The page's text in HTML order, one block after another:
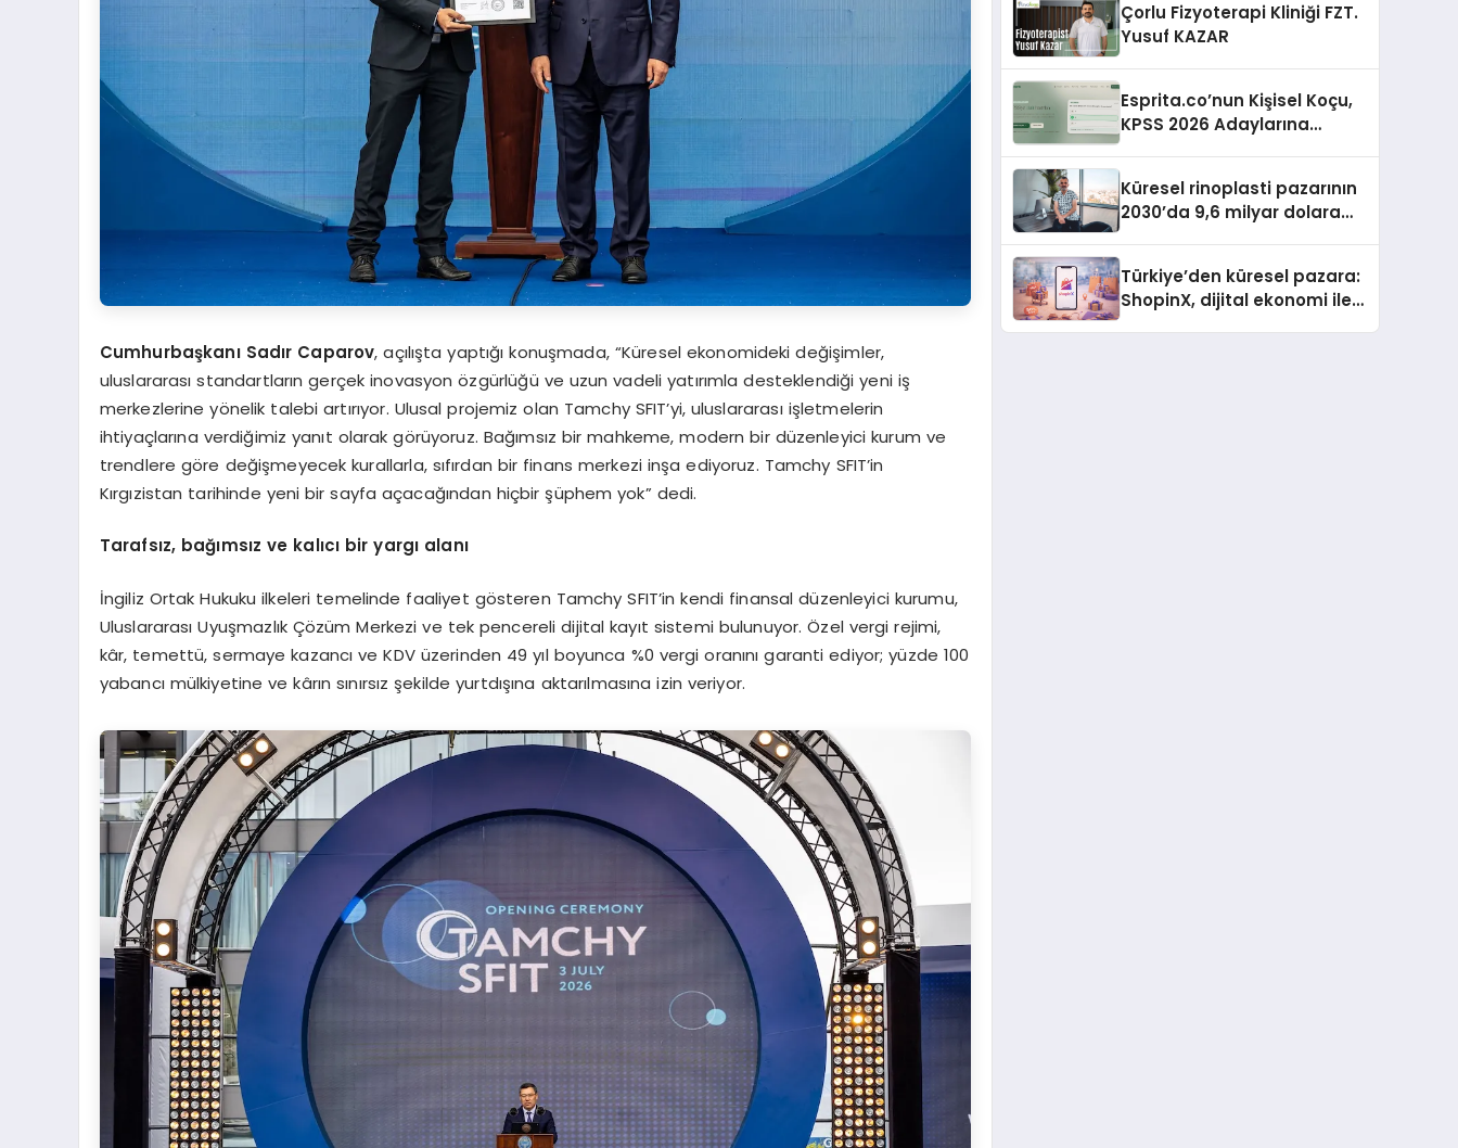
Cumhurbaşkanı Sadır Caparov, açılışta yaptığı konuşmada, “Küresel ekonomideki değişimler,
uluslararası standartların gerçek inovasyon özgürlüğü ve uzun vadeli yatırımla desteklendiği yeni iş
merkezlerine yönelik talebi artırıyor. Ulusal projemiz olan Tamchy SFIT’yi, uluslararası işletmelerin
ihtiyaçlarına verdiğimiz yanıt olarak görüyoruz. Bağımsız bir mahkeme, modern bir düzenleyici kurum ve
trendlere göre değişmeyecek kurallarla, sıfırdan bir finans merkezi inşa ediyoruz. Tamchy SFIT’in
Kırgızistan tarihinde yeni bir sayfa açacağından hiçbir şüphem yok” dedi.
Tarafsız, bağımsız ve kalıcı bir yargı alanı
İngiliz Ortak Hukuku ilkeleri temelinde faaliyet gösteren Tamchy SFIT’in kendi finansal düzenleyici kurumu,
Uluslararası Uyuşmazlık Çözüm Merkezi ve tek pencereli dijital kayıt sistemi bulunuyor. Özel vergi rejimi,
kâr, temettü, sermaye kazancı ve KDV üzerinden 49 yıl boyunca %0 vergi oranını garanti ediyor; yüzde 100
yabancı mülkiyetine ve kârın sınırsız şekilde yurtdışına aktarılmasına izin veriyor.
Çorlu Fizyoterapi Kliniği FZT.
Yusuf KAZAR
Esprita.co’nun Kişisel Koçu,
KPSS 2026 Adaylarına
Küresel rinoplasti pazarının
2030’da 9,6 milyar dolara
Türkiye’den küresel pazara:
ShopinX, dijital ekonomi ile